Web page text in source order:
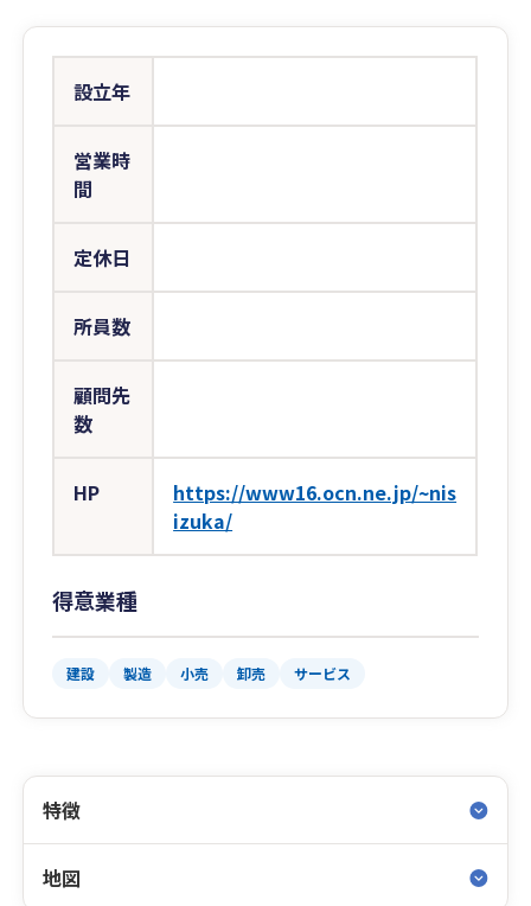
設立年
営業時
間
定休日
所員数
顧問先
数
HP
https://www16.ocn.ne.jp/~nis
izuka/
得意業種
建設 製造 小売 卸売 サービス
特徴
地図